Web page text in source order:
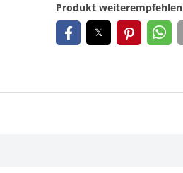
Produkt weiterempfehlen